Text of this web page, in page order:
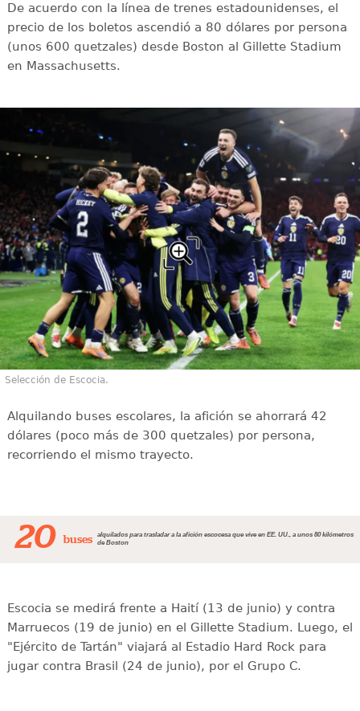
De acuerdo con la línea de trenes estadounidenses, el
precio de los boletos ascendió a 80 dólares por persona
(unos 600 quetzales) desde Boston al Gillette Stadium
en Massachusetts.
Selección de Escocia.
Alquilando buses escolares, la afición se ahorrará 42
dólares (poco más de 300 quetzales) por persona,
recorriendo el mismo trayecto.
20 buses alquilados para trasladar a la afición escocesa que vive en EE. UU., a unos 80 kilómetros
de Boston
Escocia se medirá frente a Haití (13 de junio) y contra
Marruecos (19 de junio) en el Gillette Stadium. Luego, el
"Ejército de Tartán" viajará al Estadio Hard Rock para
jugar contra Brasil (24 de junio), por el Grupo C.